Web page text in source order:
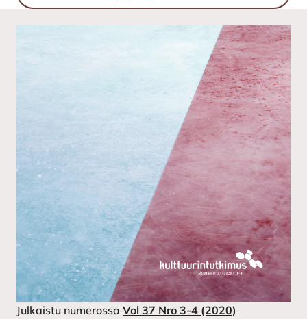
Julkaistu numerossa Vol 37 Nro 3-4 (2020)